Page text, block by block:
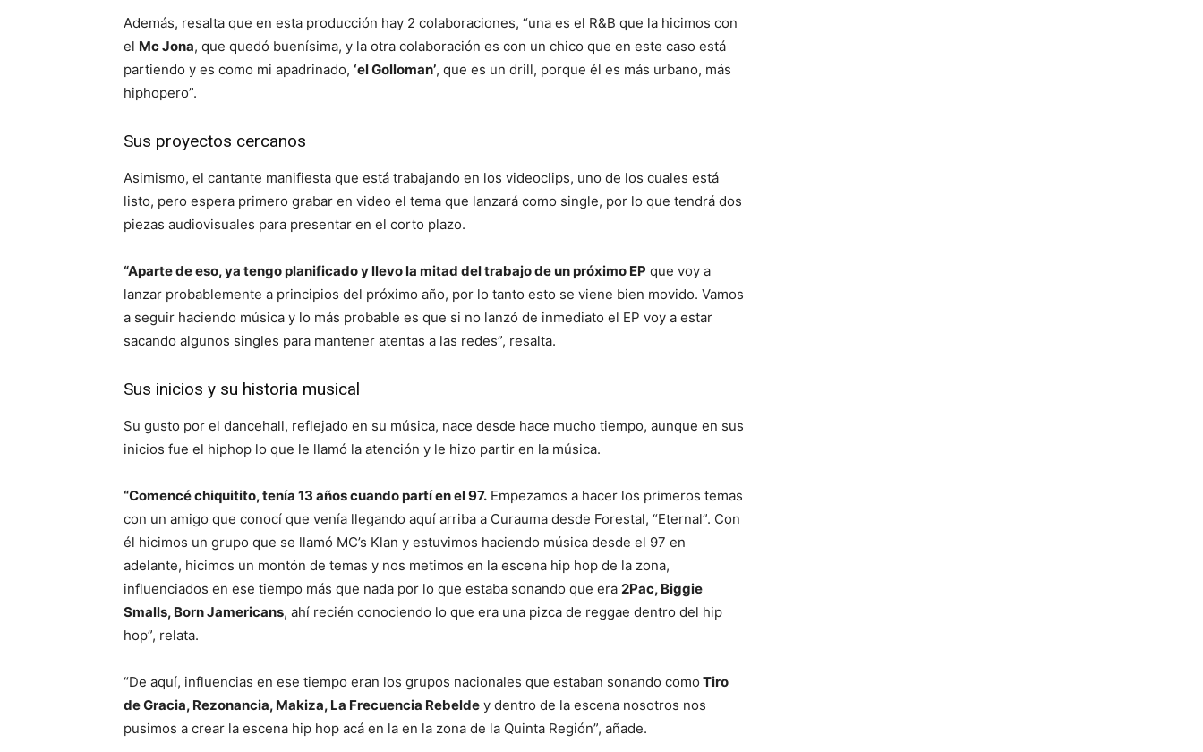
Además, resalta que en esta producción hay 2 colaboraciones, “una es el R&B que la hicimos con
el Mc Jona, que quedó buenísima, y la otra colaboración es con un chico que en este caso está
partiendo y es como mi apadrinado, ‘el Golloman’, que es un drill, porque él es más urbano, más
hiphopero”.
Sus proyectos cercanos
Asimismo, el cantante manifiesta que está trabajando en los videoclips, uno de los cuales está
listo, pero espera primero grabar en video el tema que lanzará como single, por lo que tendrá dos
piezas audiovisuales para presentar en el corto plazo.
“Aparte de eso, ya tengo planificado y llevo la mitad del trabajo de un próximo EP que voy a
lanzar probablemente a principios del próximo año, por lo tanto esto se viene bien movido. Vamos
a seguir haciendo música y lo más probable es que si no lanzó de inmediato el EP voy a estar
sacando algunos singles para mantener atentas a las redes”, resalta.
Sus inicios y su historia musical
Su gusto por el dancehall, reflejado en su música, nace desde hace mucho tiempo, aunque en sus
inicios fue el hiphop lo que le llamó la atención y le hizo partir en la música.
“Comencé chiquitito, tenía 13 años cuando partí en el 97. Empezamos a hacer los primeros temas
con un amigo que conocí que venía llegando aquí arriba a Curauma desde Forestal, “Eternal”. Con
él hicimos un grupo que se llamó MC’s Klan y estuvimos haciendo música desde el 97 en
adelante, hicimos un montón de temas y nos metimos en la escena hip hop de la zona,
influenciados en ese tiempo más que nada por lo que estaba sonando que era 2Pac, Biggie
Smalls, Born Jamericans, ahí recién conociendo lo que era una pizca de reggae dentro del hip
hop”, relata.
“De aquí, influencias en ese tiempo eran los grupos nacionales que estaban sonando como Tiro
de Gracia, Rezonancia, Makiza, La Frecuencia Rebelde y dentro de la escena nosotros nos
pusimos a crear la escena hip hop acá en la en la zona de la Quinta Región”, añade.